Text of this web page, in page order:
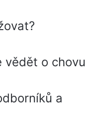
vědět o chovu
a